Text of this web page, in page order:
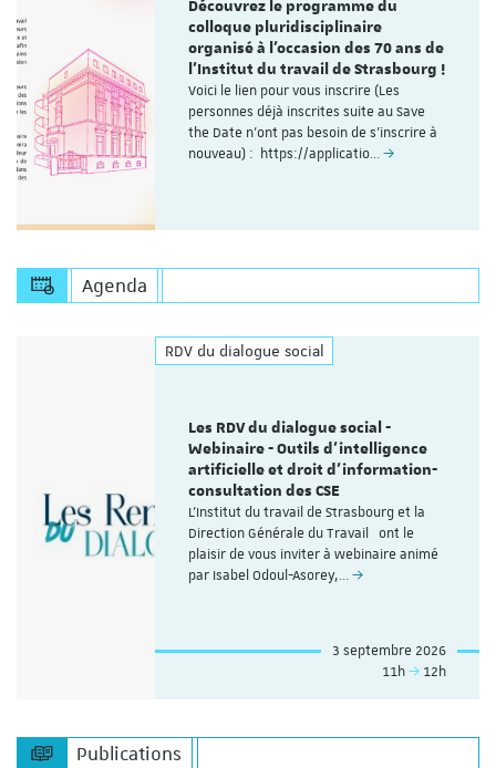
Découvrez le programme du
colloque pluridisciplinaire
organisé à l'occasion des 70 ans de
l'Institut du travail de Strasbourg !
Voici le lien pour vous inscrire (Les
personnes déjà inscrites suite au Save
the Date n'ont pas besoin de s'inscrire à
nouveau) : https://applicatio…
Agenda
RDV du dialogue social
Les RDV du dialogue social -
Webinaire - Outils d’intelligence
artificielle et droit d’information-
consultation des CSE
L'Institut du travail de Strasbourg et la
Direction Générale du Travail ont le
plaisir de vous inviter à webinaire animé
par Isabel Odoul-Asorey,…
3 septembre 2026
11h
12h
Publications